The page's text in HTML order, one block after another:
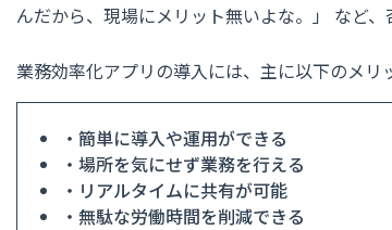
んだから、現場にメリット無いよな。」 など
業務効率化アプリの導入には、主に以下のメリ
・簡単に導入や運用ができる
・場所を気にせず業務を行える
・リアルタイムに共有が可能
・無駄な労働時間を削減できる